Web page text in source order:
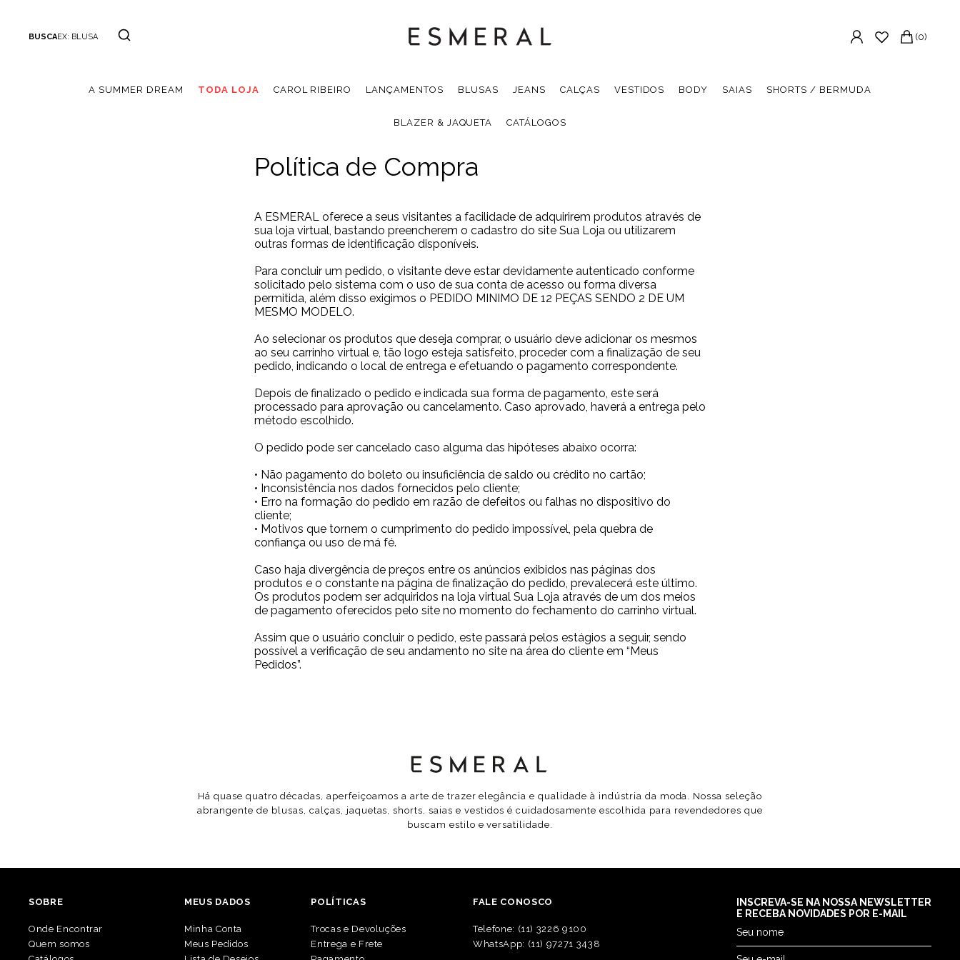
BUSCAEX: BLUSA (0)
A SUMMER DREAM TODA LOJA CAROL RIBEIRO LANÇAMENTOS BLUSAS JEANS CALÇAS VESTIDOS BODY SAIAS SHORTS / BERMUDA
BLAZER & JAQUETA CATÁLOGOS
Política de Compra
A ESMERAL oferece a seus visitantes a facilidade de adquirirem produtos através de
sua loja virtual, bastando preencherem o cadastro do site Sua Loja ou utilizarem
outras formas de identificação disponíveis.
Para concluir um pedido, o visitante deve estar devidamente autenticado conforme
solicitado pelo sistema com o uso de sua conta de acesso ou forma diversa
permitida, além disso exigimos o PEDIDO MINIMO DE 12 PEÇAS SENDO 2 DE UM
MESMO MODELO.
Ao selecionar os produtos que deseja comprar, o usuário deve adicionar os mesmos
ao seu carrinho virtual e, tão logo esteja satisfeito, proceder com a finalização de seu
pedido, indicando o local de entrega e efetuando o pagamento correspondente.
Depois de finalizado o pedido e indicada sua forma de pagamento, este será
processado para aprovação ou cancelamento. Caso aprovado, haverá a entrega pelo
método escolhido.
O pedido pode ser cancelado caso alguma das hipóteses abaixo ocorra:
• Não pagamento do boleto ou insuficiência de saldo ou crédito no cartão;
• Inconsistência nos dados fornecidos pelo cliente;
• Erro na formação do pedido em razão de defeitos ou falhas no dispositivo do
cliente;
• Motivos que tornem o cumprimento do pedido impossível, pela quebra de
confiança ou uso de má fé.
Caso haja divergência de preços entre os anúncios exibidos nas páginas dos
produtos e o constante na página de finalização do pedido, prevalecerá este último.
Os produtos podem ser adquiridos na loja virtual Sua Loja através de um dos meios
de pagamento oferecidos pelo site no momento do fechamento do carrinho virtual.
Assim que o usuário concluir o pedido, este passará pelos estágios a seguir, sendo
possível a verificação de seu andamento no site na área do cliente em “Meus
Pedidos”.
Há quase quatro décadas, aperfeiçoamos a arte de trazer elegância e qualidade à indústria da moda. Nossa seleção
abrangente de blusas, calças, jaquetas, shorts, saias e vestidos é cuidadosamente escolhida para revendedores que
buscam estilo e versatilidade.
SOBRE
Onde Encontrar
Quem somos
MEUS DADOS
Minha Conta
Meus Pedidos
POLÍTICAS
Trocas e Devoluções
Entrega e Frete
FALE CONOSCO
Telefone: (11) 3226 9100
WhatsApp: (11) 97271 3438
INSCREVA-SE NA NOSSA NEWSLETTER
E RECEBA NOVIDADES POR E-MAIL
Seu nome